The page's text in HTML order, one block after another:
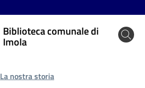
Biblioteca comunale di
Imola
La nostra storia